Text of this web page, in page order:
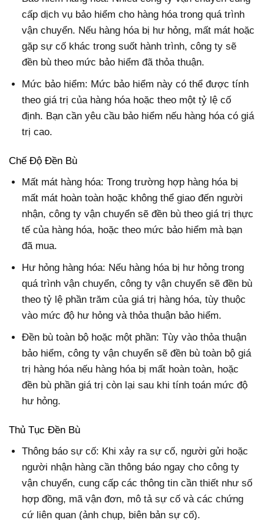
cấp dịch vụ bảo hiểm cho hàng hóa trong quá trình
vận chuyển. Nếu hàng hóa bị hư hỏng, mất mát hoặc
gặp sự cố khác trong suốt hành trình, công ty sẽ
đền bù theo mức bảo hiểm đã thỏa thuận.
Mức bảo hiểm: Mức bảo hiểm này có thể được tính
theo giá trị của hàng hóa hoặc theo một tỷ lệ cố
định. Bạn cần yêu cầu bảo hiểm nếu hàng hóa có giá
trị cao.
Chế Độ Đền Bù
Mất mát hàng hóa: Trong trường hợp hàng hóa bị
mất mát hoàn toàn hoặc không thể giao đến người
nhận, công ty vận chuyển sẽ đền bù theo giá trị thực
tế của hàng hóa, hoặc theo mức bảo hiểm mà bạn
đã mua.
Hư hỏng hàng hóa: Nếu hàng hóa bị hư hỏng trong
quá trình vận chuyển, công ty vận chuyển sẽ đền bù
theo tỷ lệ phần trăm của giá trị hàng hóa, tùy thuộc
vào mức độ hư hỏng và thỏa thuận bảo hiểm.
Đền bù toàn bộ hoặc một phần: Tùy vào thỏa thuận
bảo hiểm, công ty vận chuyển sẽ đền bù toàn bộ giá
trị hàng hóa nếu hàng hóa bị mất hoàn toàn, hoặc
đền bù phần giá trị còn lại sau khi tính toán mức độ
hư hỏng.
Thủ Tục Đền Bù
Thông báo sự cố: Khi xảy ra sự cố, người gửi hoặc
người nhận hàng cần thông báo ngay cho công ty
vận chuyển, cung cấp các thông tin cần thiết như số
hợp đồng, mã vận đơn, mô tả sự cố và các chứng
cứ liên quan (ảnh chụp, biên bản sự cố).